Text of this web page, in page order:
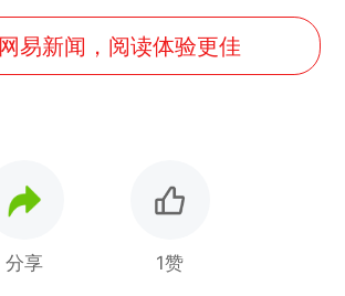
易新闻，阅读体验更佳
分享 1赞